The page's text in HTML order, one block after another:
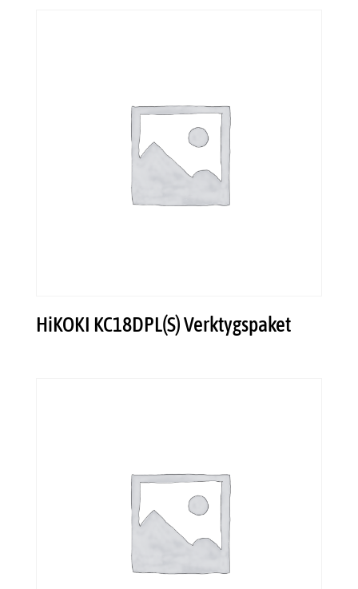
HiKOKI KC18DPL(S) Verktygspaket